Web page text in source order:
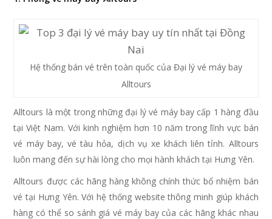
Hệ thống bán vé trên toàn quốc của Đại lý vé máy bay
Alltours
Alltours là một trong những đại lý vé máy bay cấp 1 hàng đầu
tại Việt Nam. Với kinh nghiệm hơn 10 năm trong lĩnh vực bán
vé máy bay, vé tàu hỏa, dịch vụ xe khách liên tỉnh. Alltours
luôn mang đến sự hài lòng cho mọi hành khách tại Hưng Yên.
Alltours được các hãng hàng không chính thức bổ nhiệm bán
vé tại Hưng Yên. Với hệ thống website thông minh giúp khách
hàng có thể so sánh giá vé máy bay của các hãng khác nhau